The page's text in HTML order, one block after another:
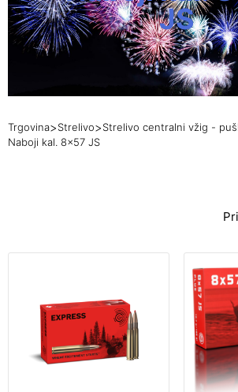
JS
Trgovina>Strelivo>Strelivo centralni vžig -
Naboji kal. 8x57 JS